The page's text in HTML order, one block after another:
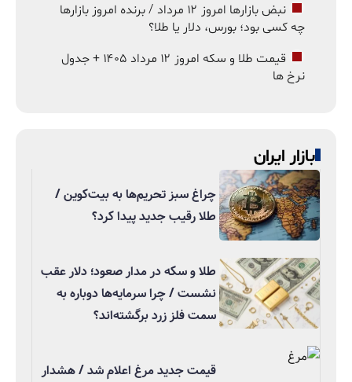
نبض بازارها امروز ۱۲ مرداد / برنده امروز بازارها
چه کسی بود؛ بورس، دلار یا طلا؟
قیمت طلا و سکه امروز ۱۲ مرداد ۱۴۰۵ + جدول
نرخ ها
بازار ایران
چراغ سبز تحریم‌ها به بیت‌کوین /
طلا رقیب جدید پیدا کرد؟
طلا و سکه در مدار صعود؛ دلار عقب
نشست / چرا سرمایه‌ها دوباره به
سمت فلز زرد برگشته‌اند؟
قیمت جدید مرغ اعلام شد / هشدار